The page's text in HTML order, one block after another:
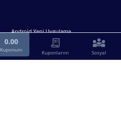
Android Yeni Uygulama
0.00
Kuponum Kuponlarım Sosyal